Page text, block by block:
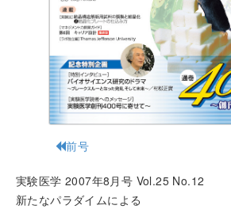
前号
実験医学 2007年8月号 Vol.25 No.12
新たなパラダイムによる